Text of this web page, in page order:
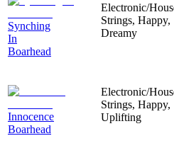
Synching
In
Boarhead
Electronic/
Strings, Happy,
Dreamy
Innocence
Boarhead
Electronic/
Strings, Happy,
Uplifting